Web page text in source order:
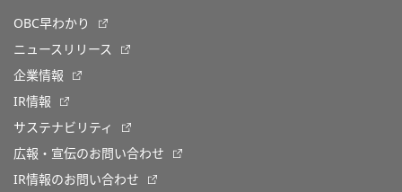
OBC早わかり
ニュースリリース
企業情報
IR情報
サステナビリティ
広報・宣伝のお問い合わせ
IR情報のお問い合わせ